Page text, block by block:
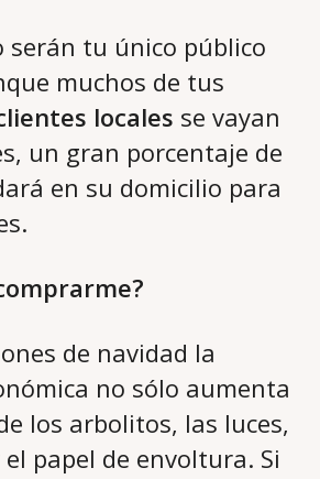
serán tu único público
muchos de tus
locales se vayan
un gran porcentaje de
en su domicilio para
de navidad la
no sólo aumenta
los arbolitos, las luces,
papel de envoltura. Si